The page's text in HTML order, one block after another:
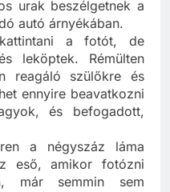
urak beszélgetnek a
autó árnyékában.
a fotót, de
leköptek. Rémülten
reagáló szülőkre és
ennyire beavatkozni
és befogadott,
a négyszáz láma
eső, amikor fotózni